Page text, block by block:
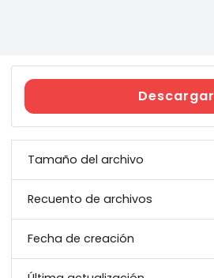
ONLINE
Giño Morales
Descargar
Tamaño del archivo
Recuento de archivos
Fecha de creación